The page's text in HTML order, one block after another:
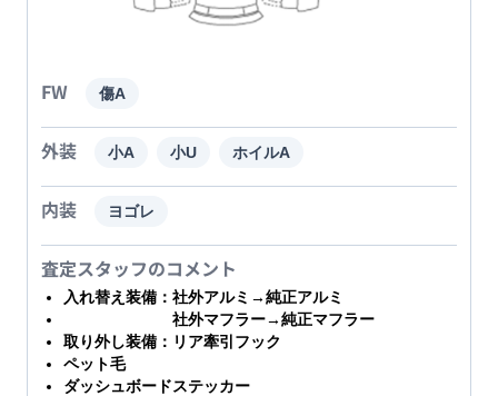
FW 傷A
外装 小A 小U ホイルA
内装 ヨゴレ
査定スタッフのコメント
入れ替え装備：社外アルミ→純正アルミ
社外マフラー→純正マフラー
取り外し装備：リア牽引フック
ペット毛
ダッシュボードステッカー